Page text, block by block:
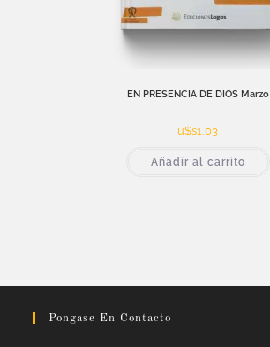
EN PRESENCIA DE DIOS Marzo
u$s1,03
Añadir al carrito
Pongase En Contacto